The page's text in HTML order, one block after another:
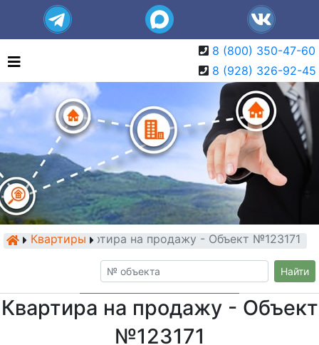
8 (800) 350-47-60
8 (928) 326-92-45
КвартирыКвартира на продажу - Объект №123171
Найти
Квартира на продажу - Объект
№123171